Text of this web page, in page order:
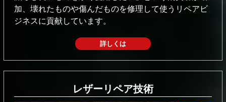
加、壊れたものや傷んだものを修理して使うリペアビ
ジネスに貢献しています。
詳しくは
レザーリペア技術